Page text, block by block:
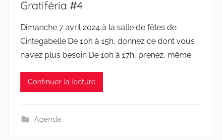
Gratiféria #4
Dimanche 7 avril 2024 à la salle de fêtes de
Cintegabelle De 10h à 15h, donnez ce dont vous
n’avez plus besoin De 10h à 17h, prenez, même
Continuer la lecture
Agenda